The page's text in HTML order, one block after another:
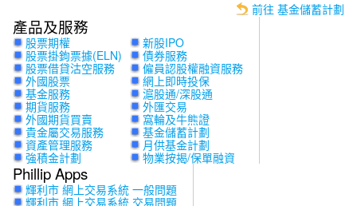
前往 基金儲蓄計劃
產品及服務
股票期權
股票掛鉤票據(ELN)
股票借貸沽空服務
外國股票
基金服務
期貨服務
外國期貨買賣
貴金屬交易服務
資產管理服務
強積金計劃
新股IPO
債券服務
僱員認股權融資服務
網上即時投保
滬股通/深股通
外匯交易
窩輪及牛熊證
基金儲蓄計劃
月供基金計劃
物業按揭/保單融資
Phillip Apps
輝利市 網上交易系統 一般問題
輝利市 網上交易系統 交易問題